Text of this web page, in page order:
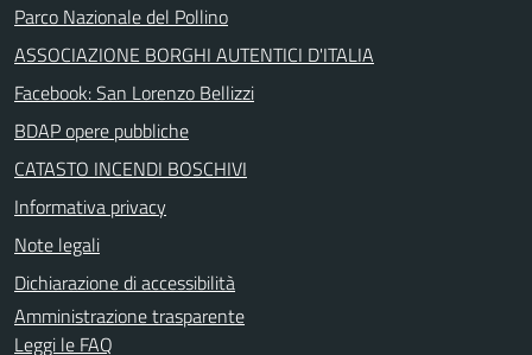
Parco Nazionale del Pollino
ASSOCIAZIONE BORGHI AUTENTICI D'ITALIA
Facebook: San Lorenzo Bellizzi
BDAP opere pubbliche
CATASTO INCENDI BOSCHIVI
Informativa privacy
Note legali
Dichiarazione di accessibilità
Amministrazione trasparente
Leggi le FAQ